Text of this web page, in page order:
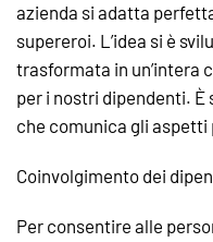
azienda si adatta
supereroi. L’idea si è
trasformata in un’intera
per i nostri dipendenti.
che comunica gli
Coinvolgimento dei
Per consentire alle